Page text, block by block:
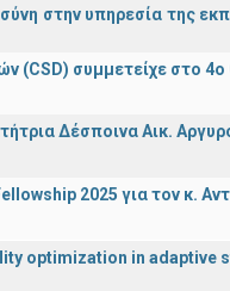
στην υπηρεσία της
(CSD) συμμετείχε στο
Δέσποινα Αικ.
2025 για τον κ.
optimization in adaptive